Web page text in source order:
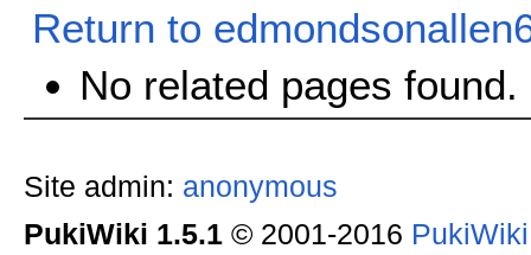
Return to
No related pages found.
Site admin: anonymous
PukiWiki 1.5.1© 2001-2016